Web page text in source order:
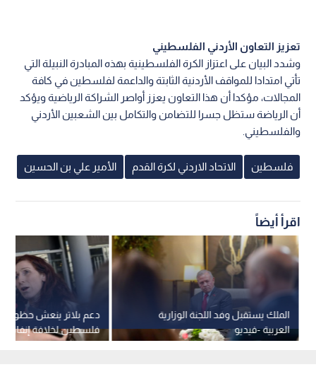
تعزيز التعاون الأردني الفلسطيني
وشدد البيان على اعتزاز الكرة الفلسطينية بهذه المبادرة النبيلة التي
تأتي امتدادا للمواقف الأردنية الثابتة والداعمة لفلسطين في كافة
المجالات، مؤكدا أن هذا التعاون يعزز أواصر الشراكة الرياضية ويؤكد
أن الرياضة ستظل جسرا للتضامن والتكامل بين الشعبين الأردني
والفلسطيني.
فلسطين الاتحاد الاردني لكرة القدم الأمير علي بن الحسين
اقرأ أيضاً
دعم بلاتر ينعش حظوظ
فلسطين لخلافة
الملك يستقبل وفد اللجنة الوزارية
العربية -فيديو